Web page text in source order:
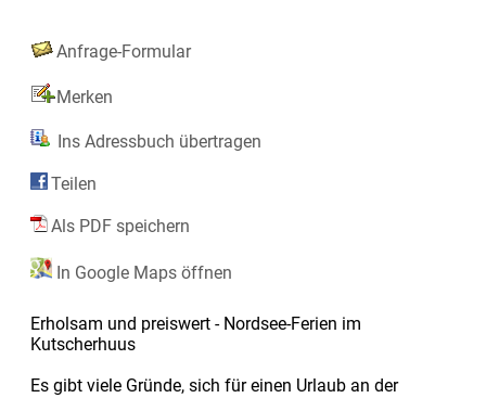
Anfrage-Formular
Merken
Ins Adressbuch übertragen
Teilen
Als PDF speichern
In Google Maps öffnen
Erholsam und preiswert - Nordsee-Ferien im
Kutscherhuus
Es gibt viele Gründe, sich für einen Urlaub an der